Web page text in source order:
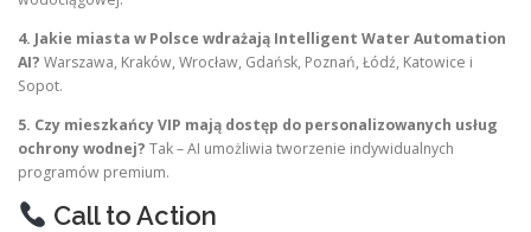
4. Jakie miasta w Polsce wdrażają Intelligent Water Automation
AI? Warszawa, Kraków, Wrocław, Gdańsk, Poznań, Łódź, Katowice i
Sopot.
5. Czy mieszkańcy VIP mają dostęp do personalizowanych usług
ochrony wodnej? Tak – AI umożliwia tworzenie indywidualnych
programów premium.
Call to Action